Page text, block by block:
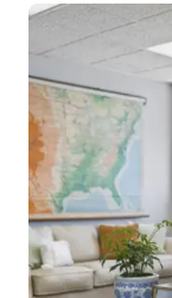
confort d'un lieu
flexibilité d'un
anniversaires aux
une petite
et